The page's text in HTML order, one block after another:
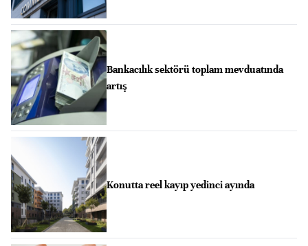
Bankacılık sektörü toplam mevduatında
artış
Konutta reel kayıp yedinci ayında